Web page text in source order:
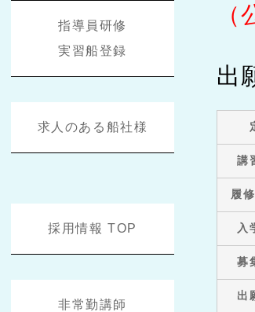
指導員研修
実習船登録
求人のある船社様
採用情報 TOP
非常勤講師
出
講
履
入
募
出